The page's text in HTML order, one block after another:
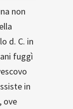
non
d. C. in
fuggì
in
ove